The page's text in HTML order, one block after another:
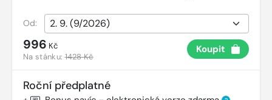
Od:
996 Kč
Na stánku:1428 Kč
Koupit
Roční předplatné